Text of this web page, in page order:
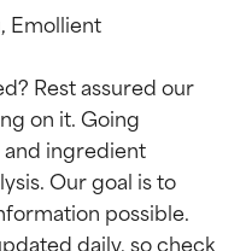
Emollient
Rest assured our
on it. Going
ingredient
Our goal is to
possible.
daily, so check
de
de